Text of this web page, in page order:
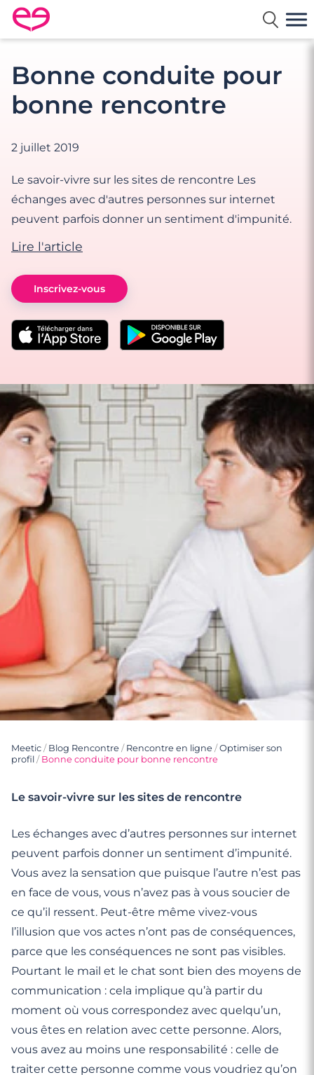
Rencontre en France avec Meetic
Bonne conduite pour
bonne rencontre
2 juillet 2019
Le savoir-vivre sur les sites de rencontre Les
échanges avec d'autres personnes sur internet
peuvent parfois donner un sentiment d'impunité.
Lire l'article
Inscrivez-vous
Meetic / Blog Rencontre / Rencontre en ligne /Optimiser son
profil / Bonne conduite pour bonne rencontre
Le savoir-vivre sur les sites de rencontre
Les échanges avec d’autres personnes sur internet
peuvent parfois donner un sentiment d’impunité.
Vous avez la sensation que puisque l’autre n’est pas
en face de vous, vous n’avez pas à vous soucier de
ce qu’il ressent. Peut-être même vivez-vous
l’illusion que vos actes n’ont pas de conséquences,
parce que les conséquences ne sont pas visibles.
Pourtant le mail et le chat sont bien des moyens de
communication : cela implique qu’à partir du
moment où vous correspondez avec quelqu’un,
vous êtes en relation avec cette personne. Alors,
vous avez au moins une responsabilité : celle de
traiter cette personne comme vous voudriez qu’on